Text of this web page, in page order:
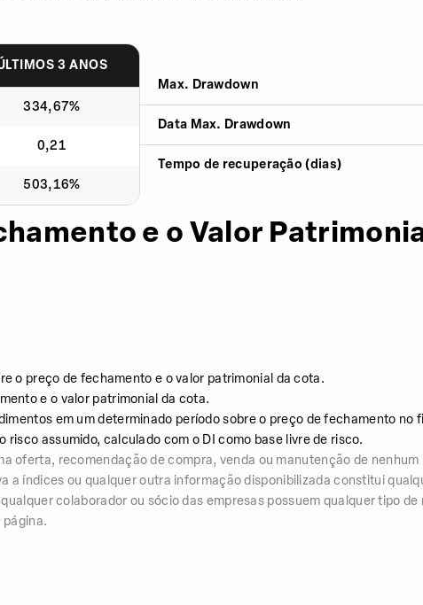
3 ANOS
334,67%
0,21
503,16%
Max. Drawdown
Data Max. Drawdown
Tempo de recuperação (dias)
e o Valor
o preço de fechamento e o valor patrimonial da cota.
e o valor patrimonial da cota.
em um determinado período sobre o preço de fechamento no
assumido, calculado com o DI como base livre de risco.
oferta, recomendação de compra, venda ou manutenção de
a índices ou qualquer outra informação disponibilizada constitui
colaborador ou sócio das empresas possuem qualquer tipo